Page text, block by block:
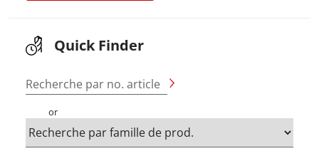
Quick Finder
Recherche par no. article
or